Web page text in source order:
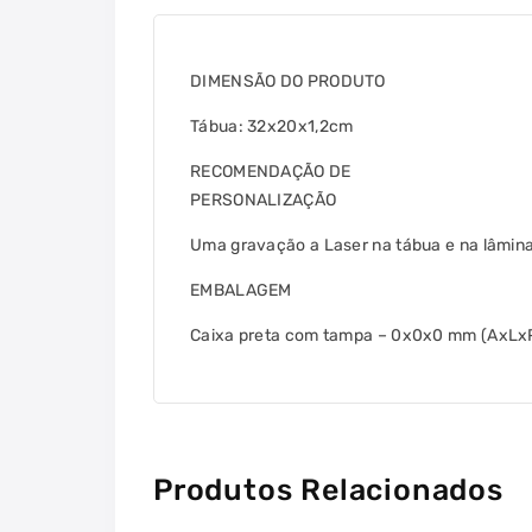
DIMENSÃO DO PRODUTO
Tábua: 32x20x1,2cm
RECOMENDAÇÃO DE
PERSONALIZAÇÃO
Uma gravação a Laser na tábua e na
EMBALAGEM
Caixa preta com tampa – 0x0x0 mm
Produtos Relacionados